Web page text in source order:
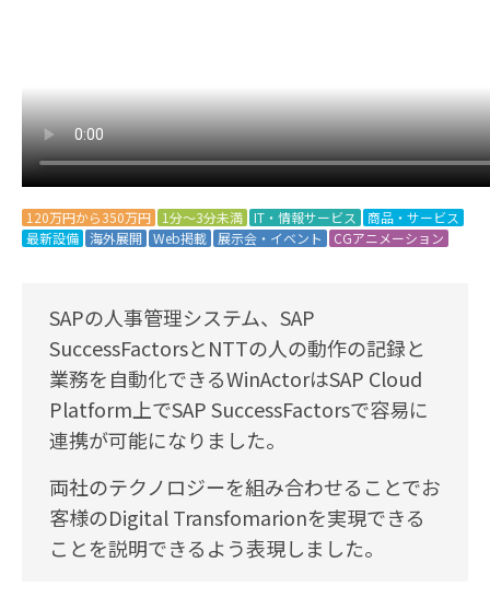
120万円から350万円 1分～3分未満 IT・情報サービス
商品・サービス
最新設備 海外展開 Web掲載 展示会・イベント CGアニメーション
SAPの人事管理システム、SAP
SuccessFactorsとNTTの人の動作の記録と
業務を自動化できるWinActorはSAP Cloud
Platform上でSAP SuccessFactorsで容易に
連携が可能になりました。
両社のテクノロジーを組み合わせることでお
客様のDigital Transfomarionを実現できる
ことを説明できるよう表現しました。